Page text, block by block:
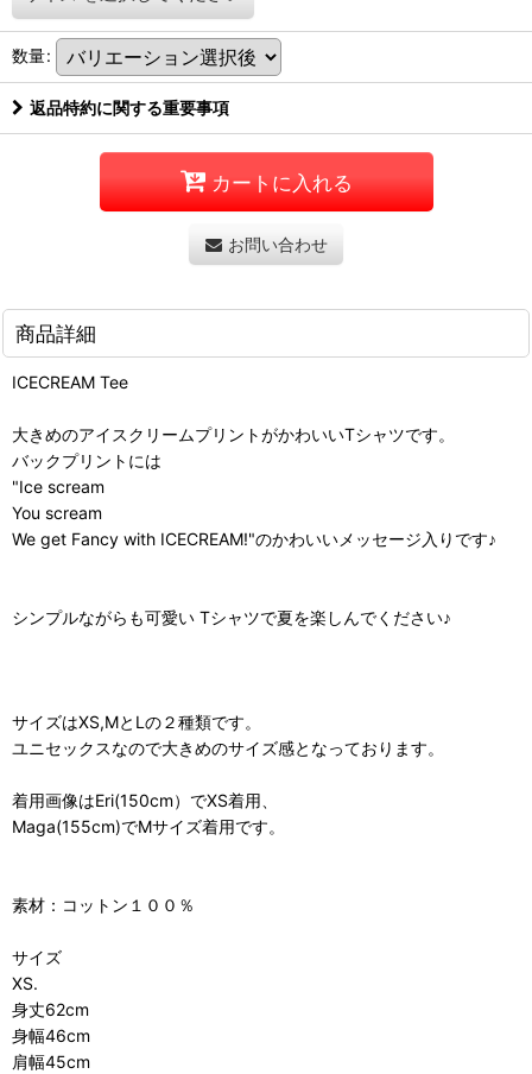
数量:
返品特約に関する重要事項
カートに入れる
お問い合わせ
商品詳細
ICECREAM Tee
大きめのアイスクリームプリントがかわいいTシャツです。
バックプリントには
"Ice scream
You scream
We get Fancy with ICECREAM!"のかわいいメッセージ入りです♪
シンプルながらも可愛い Tシャツで夏を楽しんでください♪
サイズはXS,MとLの２種類です。
ユニセックスなので大きめのサイズ感となっております。
着用画像はEri(150cm）でXS着用、
Maga(155cm)でMサイズ着用です。
素材：コットン１００％
サイズ
XS.
身丈62cm
身幅46cm
肩幅45cm